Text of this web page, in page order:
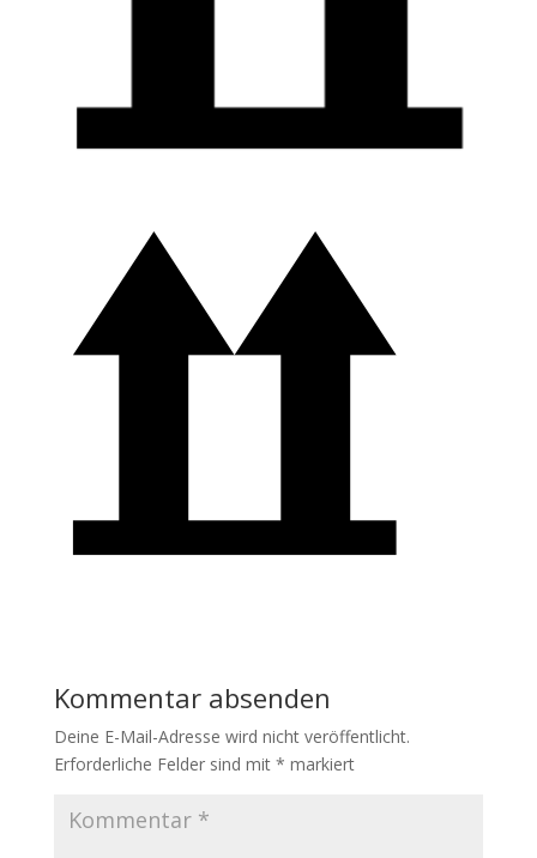
Kommentar absenden
Deine E-Mail-Adresse wird nicht veröffentlicht.
Erforderliche Felder sind mit * markiert